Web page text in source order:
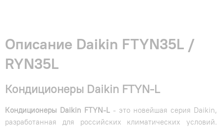
Описание Daikin FTYN35L /
RYN35L
Кондиционеры Daikin FTYN-L
Кондиционеры Daikin FTYN-L - это новейшая серия Daikin,
разработанная для российских климатических условий.